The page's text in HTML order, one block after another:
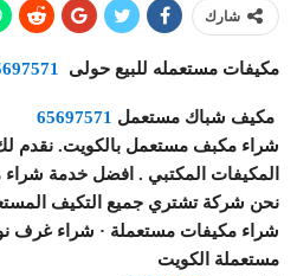
شارك
مكيفات مستعمله للبيع حولى
مكيف شباك مستعمل 65697571
شراء مكبف مستعمل بالكويت. نقدم
المكيفات المكتبي . افضل خدمة
نحن شركة تشتري جميع التكيف
‏شراء مكيفات مستعملة · ‏شراء غرف
مستعملة الكويت